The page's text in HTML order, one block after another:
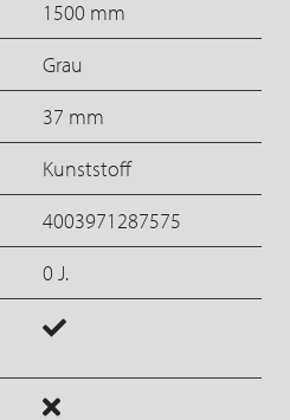
1500 mm
Grau
37 mm
Kunststoff
4003971287575
0 J.